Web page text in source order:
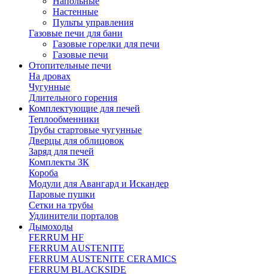
Настенные
Пульты управления
Газовые печи для бани
Газовые горелки для печи
Газовые печи
Отопительные печи
На дровах
Чугунные
Длительного горения
Комплектующие для печей
Теплообменники
Трубы стартовые чугунные
Дверцы для облицовок
Заряд для печей
Комплекты ЗК
Короба
Модули для Авангард и Искандер
Паровые пушки
Сетки на трубы
Удлинители порталов
Дымоходы
FERRUM HF
FERRUM AUSTENITE
FERRUM AUSTENITE CERAMICS
FERRUM BLACKSIDE